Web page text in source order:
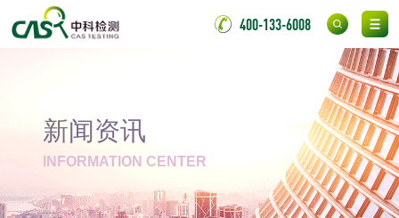
400-133-6008
新闻资讯
INFORMATION CENTER
成分分析配方研发 驱蚊检测
防霉检测 霉菌污染分析